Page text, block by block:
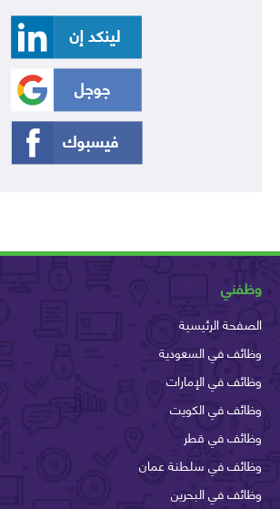
وظفني
الصفحة الرئيسية
وظائف في السعودية
وظائف في الإمارات
وظائف في الكويت
وظائف في قطر
وظائف في سلطنة عمان
وظائف في البحرين